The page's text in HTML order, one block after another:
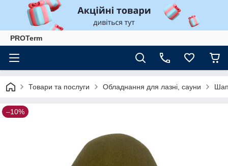
PROTerm
Товари та послуги Обладнання для лазні, сауни
–10%